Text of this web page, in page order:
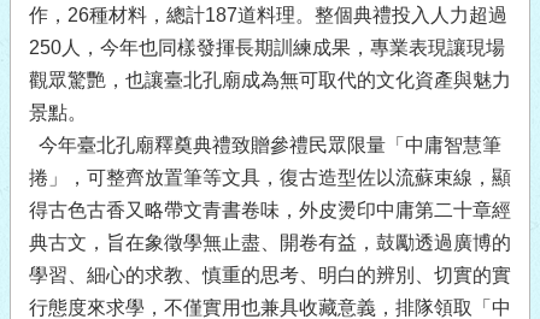
作，26種材料，總計187道料理。整個典禮投入人力超過
250人，今年也同樣發揮長期訓練成果，專業表現讓現場
觀眾驚艷，也讓臺北孔廟成為無可取代的文化資產與魅力
景點。
今年臺北孔廟釋奠典禮致贈參禮民眾限量「中庸智慧筆
捲」，可整齊放置筆等文具，復古造型佐以流蘇束線，顯
得古色古香又略帶文青書卷味，外皮燙印中庸第二十章經
典古文，旨在象徵學無止盡、開卷有益，鼓勵透過廣博的
學習、細心的求教、慎重的思考、明白的辨別、切實的實
行態度來求學，不僅實用也兼具收藏意義，排隊領取「中